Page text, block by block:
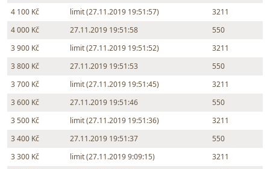
4 100 Kč
limit (27.11.2019 19:51:57)
3211
4 000 Kč
27.11.2019 19:51:58
550
3 900 Kč
limit (27.11.2019 19:51:52)
3211
3 800 Kč
27.11.2019 19:51:53
550
3 700 Kč
limit (27.11.2019 19:51:45)
3211
3 600 Kč
27.11.2019 19:51:46
550
3 500 Kč
limit (27.11.2019 19:51:36)
3211
3 400 Kč
27.11.2019 19:51:37
550
3 300 Kč
limit (27.11.2019 9:09:15)
3211